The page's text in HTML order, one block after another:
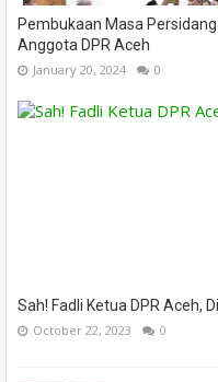
Pembukaan Masa
Anggota DPR Aceh
January 20, 2024 0
Sah! Fadli Ketua DPR Aceh,
October 22, 2023 0